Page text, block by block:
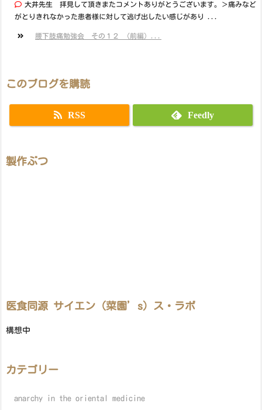
大井先生 拝見して頂きまたコメントありがとうございます。＞痛みなど
がとりきれなかった患者様に対して逃げ出したい感じがあり ...
腰下肢痛勉強会 その１２ （前編）...
このブログを購読
RSS Feedly
製作ぶつ
医食同源 サイエン（菜園’s）ス・ラボ
構想中
カテゴリー
anarchy in the oriental medicine